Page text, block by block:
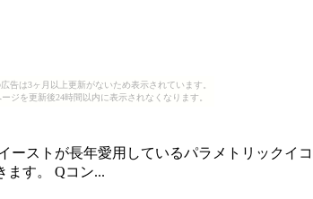
告は3ヶ月以上更新がないため表示されています。
ジを更新後24時間以内に表示されなくなります。
ストが長年愛用しているパラメトリックイ
ます。 Qコン...